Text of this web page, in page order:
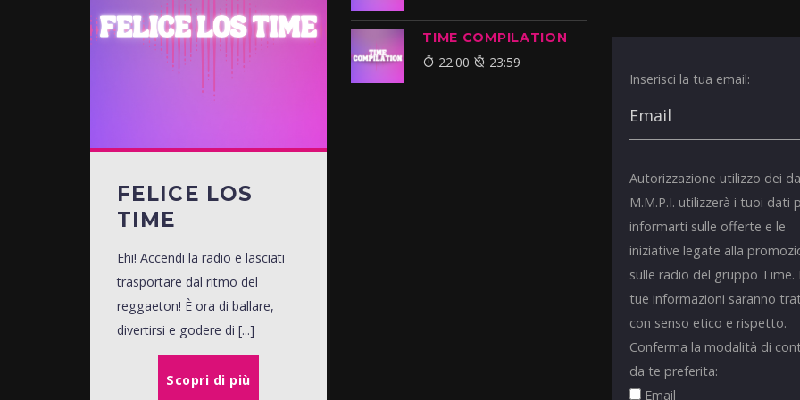
FELICE LOS
TIME
Ehi! Accendi la radio e lasciati
trasportare dal ritmo del
reggaeton! È ora di ballare,
divertirsi e godere di [...]
Scopri di più
TIME COMPILATION
22:00 23:59
Inserisci la tua email:
Autorizzazione utilizzo dei
M.M.P.I. utilizzerà i tuoi dati
informarti sulle offerte e le
iniziative legate alla
sulle radio del gruppo Time.
tue informazioni saranno
con senso etico e rispetto.
Conferma la modalità di
da te preferita:
Email